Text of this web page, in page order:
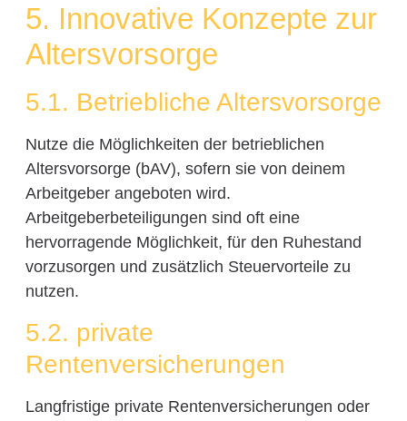
5. Innovative Konzepte zur
Altersvorsorge
5.1. Betriebliche Altersvorsorge
Nutze die Möglichkeiten der betrieblichen
Altersvorsorge (bAV), sofern sie von deinem
Arbeitgeber angeboten wird.
Arbeitgeberbeteiligungen sind oft eine
hervorragende Möglichkeit, für den Ruhestand
vorzusorgen und zusätzlich Steuervorteile zu
nutzen.
5.2. private
Rentenversicherungen
Langfristige private Rentenversicherungen oder